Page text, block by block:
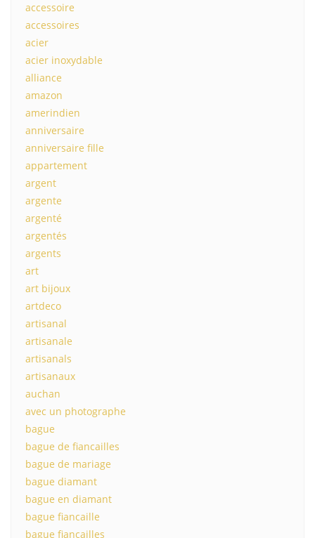
accessoire
accessoires
acier
acier inoxydable
alliance
amazon
amerindien
anniversaire
anniversaire fille
appartement
argent
argente
argenté
argentés
argents
art
art bijoux
artdeco
artisanal
artisanale
artisanals
artisanaux
auchan
avec un photographe
bague
bague de fiancailles
bague de mariage
bague diamant
bague en diamant
bague fiancaille
bague fiançailles